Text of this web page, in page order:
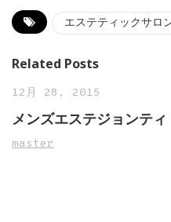
エステティックサロ
Related Posts
12月 28, 2015
メンズエステジョンティ
master